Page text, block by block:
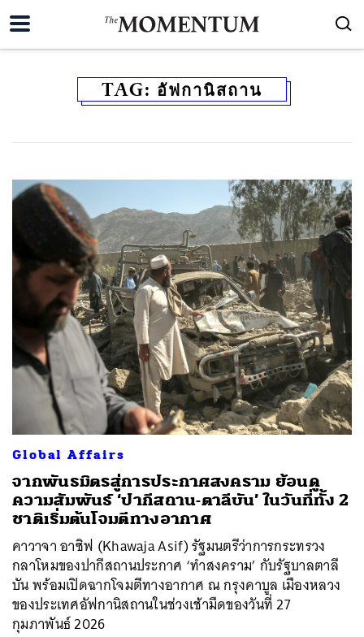
TAG: อัฟกานิสถาน
Global Affairs
จากพันธมิตรสู่การประกาศสงคราม ย้อนดู
ความสัมพันธ์ ‘ปากีสถาน-ตาลีบัน’ ในวันที่ทั้ง 2
ชาติเริ่มต้นโจมตีทางอากาศ
คาวาจา อาซิฟ (Khawaja Asif) รัฐมนตรีว่าการกระทรวง
กลาโหมของปากีสถานประกาศ ‘ทำสงคราม’ กับรัฐบาลตาลี
บัน พร้อมเปิดฉากโจมตีทางอากาศ ณ กรุงคาบูล เมืองหลวง
ของประเทศอัฟกานิสถานในช่วงเช้ามืดของวันที่ 27
กุมภาพันธ์ 2026